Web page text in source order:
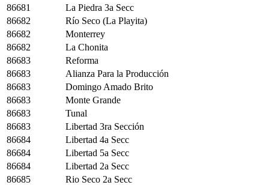
86681
La Piedra 3a Secc
86682
Río Seco (La Playita)
86682
Monterrey
86682
La Chonita
86683
Reforma
86683
Alianza Para la Producción
86683
Domingo Amado Brito
86683
Monte Grande
86683
Tunal
86683
Libertad 3ra Sección
86684
Libertad 4a Secc
86684
Libertad 5a Secc
86684
Libertad 2a Secc
86685
Rio Seco 2a Secc